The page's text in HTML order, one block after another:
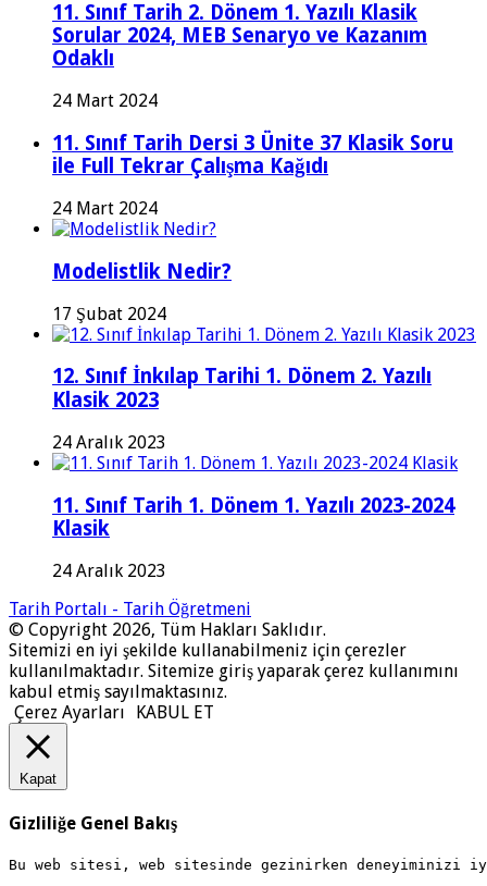
11. Sınıf Tarih 2. Dönem 1. Yazılı Klasik
Sorular 2024, MEB Senaryo ve Kazanım
Odaklı
24 Mart 2024
11. Sınıf Tarih Dersi 3 Ünite 37 Klasik Soru
ile Full Tekrar Çalışma Kağıdı
24 Mart 2024
Modelistlik Nedir?
17 Şubat 2024
12. Sınıf İnkılap Tarihi 1. Dönem 2. Yazılı
Klasik 2023
24 Aralık 2023
11. Sınıf Tarih 1. Dönem 1. Yazılı 2023-2024
Klasik
24 Aralık 2023
Tarih Portalı - Tarih Öğretmeni
© Copyright 2026, Tüm Hakları Saklıdır.
Sitemizi en iyi şekilde kullanabilmeniz için çerezler
kullanılmaktadır. Sitemize giriş yaparak çerez kullanımını
kabul etmiş sayılmaktasınız.
Çerez Ayarları
KABUL ET
Kapat
Gizliliğe Genel Bakış
Bu web sitesi, web sitesinde gezinirken deneyiminizi